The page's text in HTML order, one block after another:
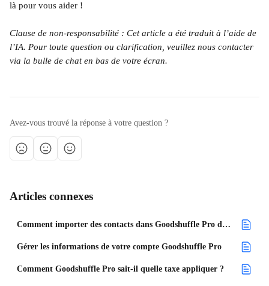
là pour vous aider !
Clause de non-responsabilité : Cet article a été traduit à l’aide de
l’IA. Pour toute question ou clarification, veuillez nous contacter
via la bulle de chat en bas de votre écran.
Avez-vous trouvé la réponse à votre question ?
Articles connexes
Comment importer des contacts dans Goodshuffle Pro depuis QuickBooks Online
Gérer les informations de votre compte Goodshuffle Pro
Comment Goodshuffle Pro sait-il quelle taxe appliquer ?